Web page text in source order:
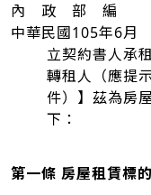
內 政 部 編
中華民國105年6月
立契約書人承
轉租人（應提
件）】茲為房
下：
第一條 房屋租賃標的